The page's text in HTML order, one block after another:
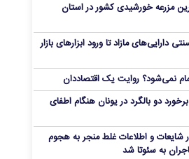
مزرعه خورشیدی کشور در استان
دارایی‌های مازاد تا ورود ابزارهای بازار
نمی‌شود؟ روایت یک اقتصاددان
دو بالگرد در یونان هنگام اطفای
شایعات و اطلاعات غلط منجر به هجوم
به سئوتا شد